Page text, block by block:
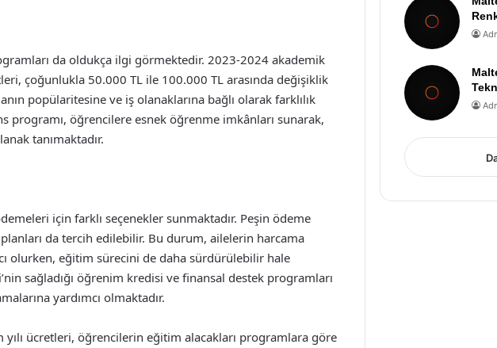
da oldukça ilgi görmektedir. 2023-2024 akademik
çoğunlukla 50.000 TL ile 100.000 TL arasında değişiklik
popülaritesine ve iş olanaklarına bağlı olarak farklılık
programı, öğrencilere esnek öğrenme imkânları sunarak,
tanımaktadır.
için farklı seçenekler sunmaktadır. Peşin ödeme
da tercih edilebilir. Bu durum, ailelerin harcama
olurken, eğitim sürecini de daha sürdürülebilir hale
sağladığı öğrenim kredisi ve finansal destek programları
yardımcı olmaktadır.
ücretleri, öğrencilerin eğitim alacakları programlara göre